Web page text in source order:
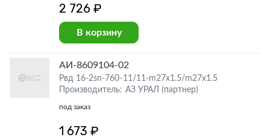
2 726 ₽
В корзину
АИ-8609104-02
Рвд 16-2sn-760-11/11-m27x1.5/m27x1.5
Производитель: АЗ УРАЛ (партнер)
под заказ
1 673 ₽